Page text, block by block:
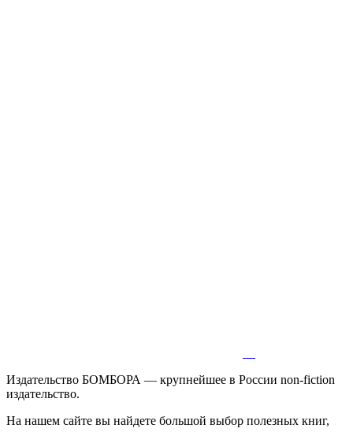
Издательство БОМБОРА — крупнейшее в России non-fiction
издательство.
На нашем сайте вы найдете большой выбор полезных книг,